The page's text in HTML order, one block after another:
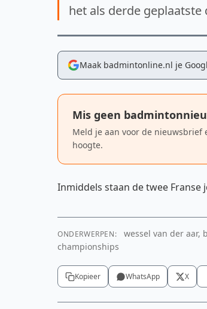
het als derde geplaatste
Maak badmintonline.nl je
Mis geen
Meld je aan voor de nieuwsbrief
hoogte.
Inmiddels staan de twee Franse
ONDERWERPEN:
wessel van der aar,
championships
Kopieer WhatsApp X